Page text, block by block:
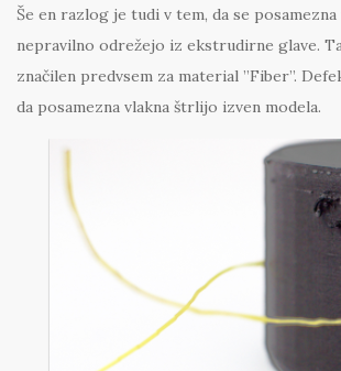
Še en razlog je tudi v tem, da se posamezna
nepravilno odrežejo iz ekstrudirne glave.
značilen predvsem za material ”Fiber”.
da posamezna vlakna štrlijo izven modela.